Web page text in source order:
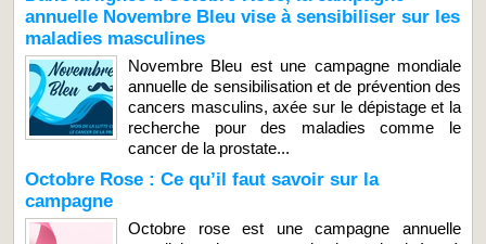
annuelle Novembre Bleu vise à sensibiliser sur les
maladies masculines
Novembre Bleu est une campagne mondiale
annuelle de sensibilisation et de prévention des
cancers masculins, axée sur le dépistage et la
recherche pour des maladies comme le
cancer de la prostate...
Octobre Rose : Ce qu’il faut savoir sur la
campagne
Octobre rose est une campagne annuelle